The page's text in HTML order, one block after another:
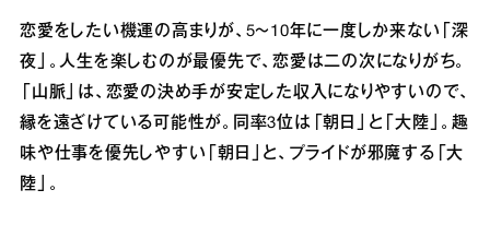
恋愛をしたい機運の高まりが、5～10年に一度しか来ない「深
夜」。人生を楽しむのが最優先で、恋愛は二の次になりがち。
「山脈」は、恋愛の決め手が安定した収入になりやすいので、
縁を遠ざけている可能性が。同率3位は「朝日」と「大陸」。趣
味や仕事を優先しやすい「朝日」と、プライドが邪魔する「大
陸」。